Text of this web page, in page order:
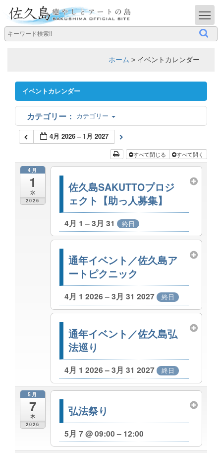
ホーム > イベントカレンダー
イベントカレンダー
カテゴリー
4月 2026 – 1月 2027
すべて閉じる すべて開く
4月
1
水
2026
佐久島SAKUTTOプロジ
ェクト【助っ人募集】
4月 1 – 3月 31 終日
通年イベント／佐久島ア
ートピクニック
4月 1 2026 – 3月 31 2027 終日
通年イベント／佐久島弘
法巡り
4月 1 2026 – 3月 31 2027 終日
5月
7
木
2026
弘法祭り
5月 7 @ 09:00 – 12:00